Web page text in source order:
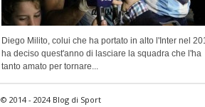
Diego Milito, colui che ha portato in alto l'Inter nel
ha deciso quest'anno di lasciare la squadra che l'ha
tanto amato per tornare...
© 2014 - 2024 Blog di Sport